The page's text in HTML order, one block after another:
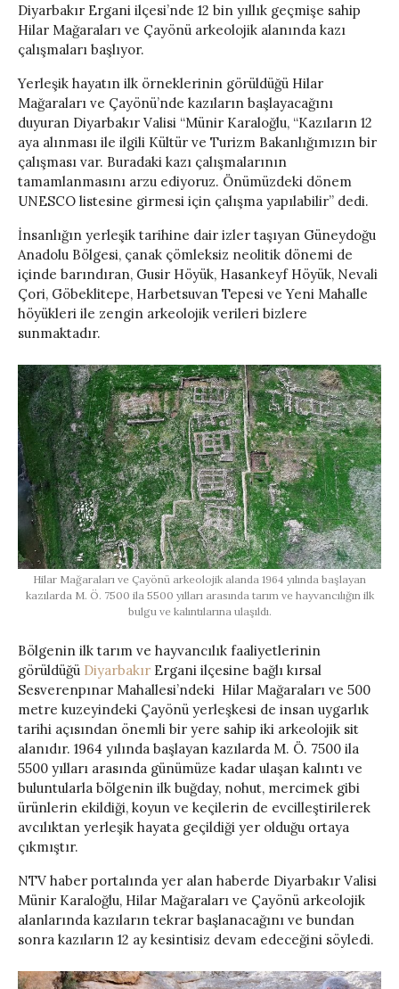
Diyarbakır Ergani ilçesi’nde 12 bin yıllık geçmişe sahip
Hilar Mağaraları ve Çayönü arkeolojik alanında kazı
çalışmaları başlıyor.
Yerleşik hayatın ilk örneklerinin görüldüğü Hilar
Mağaraları ve Çayönü’nde kazıların başlayacağını
duyuran Diyarbakır Valisi “Münir Karaloğlu, “Kazıların 12
aya alınması ile ilgili Kültür ve Turizm Bakanlığımızın bir
çalışması var. Buradaki kazı çalışmalarının
tamamlanmasını arzu ediyoruz. Önümüzdeki dönem
UNESCO listesine girmesi için çalışma yapılabilir” dedi.
İnsanlığın yerleşik tarihine dair izler taşıyan Güneydoğu
Anadolu Bölgesi, çanak çömleksiz neolitik dönemi de
içinde barındıran, Gusir Höyük, Hasankeyf Höyük, Nevali
Çori, Göbeklitepe, Harbetsuvan Tepesi ve Yeni Mahalle
höyükleri ile zengin arkeolojik verileri bizlere
sunmaktadır.
Hilar Mağaraları ve Çayönü arkeolojik alanda 1964 yılında başlayan
kazılarda M. Ö. 7500 ila 5500 yılları arasında tarım ve hayvancılığın ilk
bulgu ve kalıntılarına ulaşıldı.
Bölgenin ilk tarım ve hayvancılık faaliyetlerinin
görüldüğü Diyarbakır Ergani ilçesine bağlı kırsal
Sesverenpınar Mahallesi’ndeki Hilar Mağaraları ve 500
metre kuzeyindeki Çayönü yerleşkesi de insan uygarlık
tarihi açısından önemli bir yere sahip iki arkeolojik sit
alanıdır. 1964 yılında başlayan kazılarda M. Ö. 7500 ila
5500 yılları arasında günümüze kadar ulaşan kalıntı ve
buluntularla bölgenin ilk buğday, nohut, mercimek gibi
ürünlerin ekildiği, koyun ve keçilerin de evcilleştirilerek
avcılıktan yerleşik hayata geçildiği yer olduğu ortaya
çıkmıştır.
NTV haber portalında yer alan haberde Diyarbakır Valisi
Münir Karaloğlu, Hilar Mağaraları ve Çayönü arkeolojik
alanlarında kazıların tekrar başlanacağını ve bundan
sonra kazıların 12 ay kesintisiz devam edeceğini söyledi.